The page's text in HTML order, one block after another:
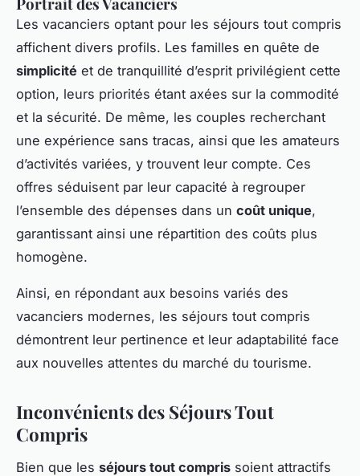
Les vacanciers optant pour les séjours tout compris
affichent divers profils. Les familles en quête de
simplicité et de tranquillité d’esprit privilégient cette
option, leurs priorités étant axées sur la commodité
et la sécurité. De même, les couples recherchant
une expérience sans tracas, ainsi que les amateurs
d’activités variées, y trouvent leur compte. Ces
offres séduisent par leur capacité à regrouper
l’ensemble des dépenses dans un coût unique,
garantissant ainsi une répartition des coûts plus
homogène.
Ainsi, en répondant aux besoins variés des
vacanciers modernes, les séjours tout compris
démontrent leur pertinence et leur adaptabilité face
aux nouvelles attentes du marché du tourisme.
Inconvénients des Séjours Tout
Compris
Bien que les séjours tout compris soient attractifs